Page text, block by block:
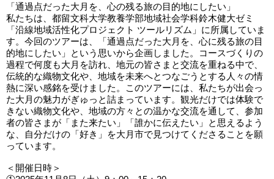
「通過点だった大月を、心の残る旅の目的地にしたい」
私たちは、都留文科大学教養学部地域社会学科鈴木健大ゼミ
「沿線地域活性化プロジェクト ツールリズム」に所属していま
す。今回のツアーは、「通過点だった大月を、心に残る旅の目
的地にしたい」という思いから企画しました。コースづくりの
過程で何度も大月を訪れ、地元の皆さまと交流を重ねる中で、
伝統的な織物文化や、地域を未来へとつなごうとする人々の情
熱に深い感銘を受けました。このツアーには、私たちが出会っ
た大月の魅力がぎゅっと詰まっています。観光だけでは体験で
きない織物文化や、地域の方々との温かな交流を通して、参加
者の皆さまが「また来たい」「誰かに伝えたい」と思えるよう
な、自分だけの「好き」を大月市で見つけてくださることを願
っています。
＜開催日時＞